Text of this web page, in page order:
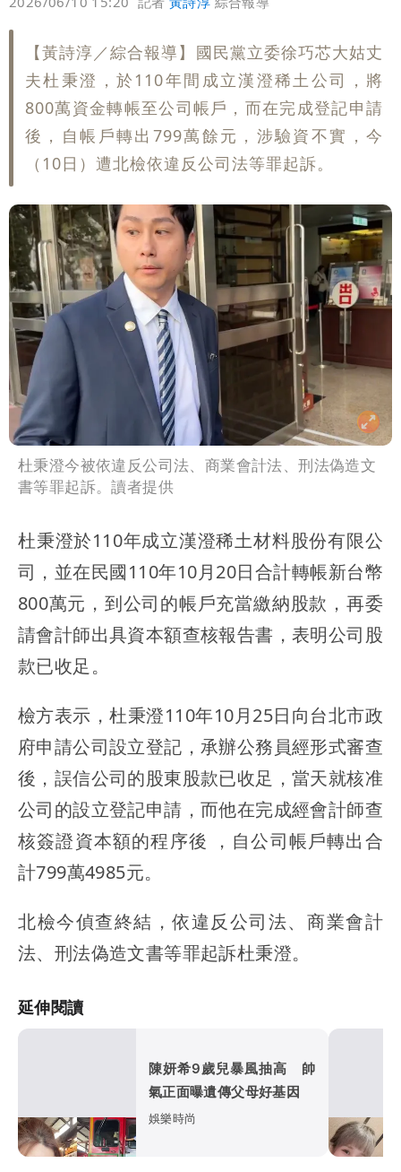
【黃詩淳／綜合報導】國民黨立委徐巧芯大姑丈
夫杜秉澄，於110年間成立漢澄稀土公司，將
800萬資金轉帳至公司帳戶，而在完成登記申請
後，自帳戶轉出799萬餘元，涉驗資不實，今
（10日）遭北檢依違反公司法等罪起訴。
杜秉澄今被依違反公司法、商業會計法、刑法偽造文
書等罪起訴。讀者提供
杜秉澄於110年成立漢澄稀土材料股份有限公
司，並在民國110年10月20日合計轉帳新台幣
800萬元，到公司的帳戶充當繳納股款，再委
請會計師出具資本額查核報告書，表明公司股
款已收足。
檢方表示，杜秉澄110年10月25日向台北市政
府申請公司設立登記，承辦公務員經形式審查
後，誤信公司的股東股款已收足，當天就核准
公司的設立登記申請，而他在完成經會計師查
核簽證資本額的程序後 ，自公司帳戶轉出合
計799萬4985元。
北檢今偵查終結，依違反公司法、商業會計
法、刑法偽造文書等罪起訴杜秉澄。
延伸閱讀
陳妍希9歲兒暴風抽高 帥
氣正面曝遺傳父母好基因
娛樂時尚